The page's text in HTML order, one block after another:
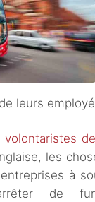
leurs
les
à
de